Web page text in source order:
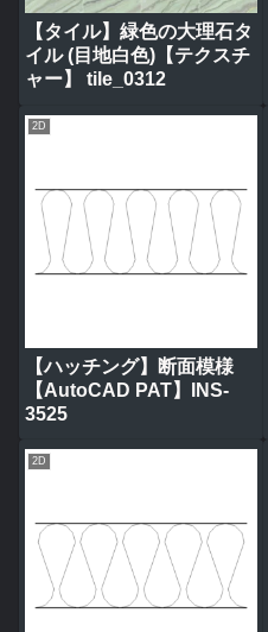
【タイル】緑色の大理石タ
イル (目地白色)【テクスチ
ャー】 tile_0312
2D
【ハッチング】断面模様
【AutoCAD PAT】INS-
3525
2D